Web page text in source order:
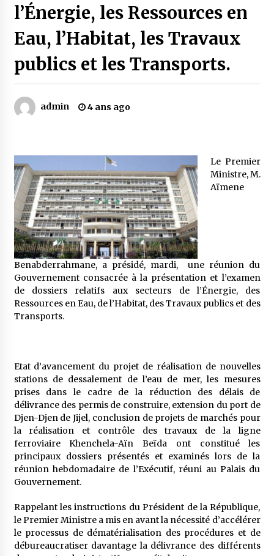
4 ans ago
Mythes et croyances / L’hospitalité des
montagnards
Quand on va vite
« Père, tiens-moi, je vais tomber ! »
5 ans ago
Le bouc de l’Au-delà
5 ans ago
Le monstrueux vieillard (Un récit du Sud
algérien)
5 ans ago
Un conte targui/ Quand la tête est vide
5 ans ago
Tradition orale/ D’où viennent les contes et à
5 ans ago
l’Énergie, les Ressources en
Eau, l’Habitat, les Travaux
publics et les Transports.
admin 4 ans ago
Le Premier
Ministre, M.
Aïmene
Benabderrahmane, a présidé, mardi, une réunion du
Gouvernement consacrée à la présentation et l’examen
de dossiers relatifs aux secteurs de l’Énergie, des
Ressources en Eau, de l’Habitat, des Travaux publics et des
Transports.
Etat d’avancement du projet de réalisation de nouvelles
stations de dessalement de l’eau de mer, les mesures
prises dans le cadre de la réduction des délais de
délivrance des permis de construire, extension du port de
Djen-Djen de Jijel, conclusion de projets de marchés pour
la réalisation et contrôle des travaux de la ligne
ferroviaire Khenchela-Aïn Beïda ont constitué les
principaux dossiers présentés et examinés lors de la
réunion hebdomadaire de l’Exécutif, réuni au Palais du
Gouvernement.
Rappelant les instructions du Président de la République,
le Premier Ministre a mis en avant la nécessité d’accélérer
le processus de dématérialisation des procédures et de
débureaucratiser davantage la délivrance des différents